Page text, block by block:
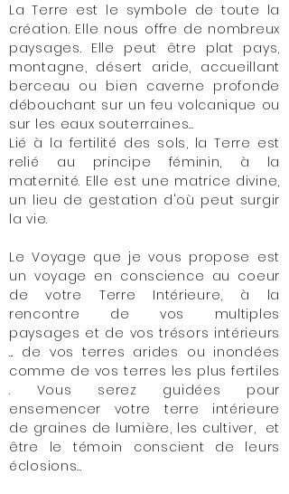
La Terre est le symbole de toute la
création. Elle nous offre de nombreux
paysages. Elle peut être plat pays,
montagne, désert aride, accueillant
berceau ou bien caverne profonde
débouchant sur un feu volcanique ou
sur les eaux souterraines...
Lié à la fertilité des sols, la Terre est
relié au principe féminin, à la
maternité. Elle est une matrice divine,
un lieu de gestation d'où peut surgir
la vie.
Le Voyage que je vous propose est
un voyage en conscience au coeur
de votre Terre Intérieure, à la
rencontre de vos multiples
paysages et de vos trésors intérieurs
... de vos terres arides ou inondées
comme de vos terres les plus fertiles
. Vous serez guidées pour
ensemencer votre terre intérieure
de graines de lumière, les cultiver, et
être le témoin conscient de leurs
éclosions...